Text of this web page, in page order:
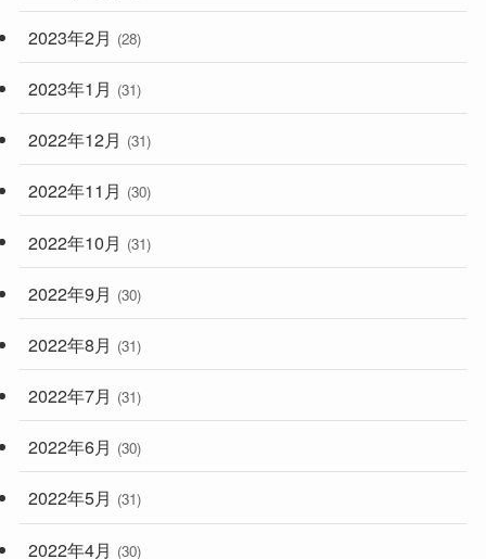
2023年2月 (28)
2023年1月 (31)
2022年12月 (31)
2022年11月 (30)
2022年10月 (31)
2022年9月 (30)
2022年8月 (31)
2022年7月 (31)
2022年6月 (30)
2022年5月 (31)
2022年4月 (30)